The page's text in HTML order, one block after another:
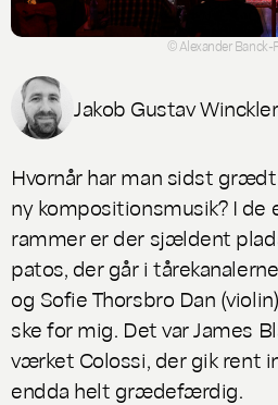
© Alexander Banck-
Jakob Gustav Winckler
Hvornår har man sidst
ny kompositionsmusik? I de
rammer er der sjældent
patos, der går i
og Sofie Thorsbro Dan
ske for mig. Det var James
værket Colossi, der gik rent
endda helt grædefærdig.